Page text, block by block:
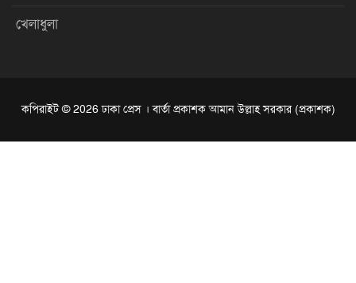
খেলাধুলা
কপিরাইট © 2026 ঢাকা প্রেস । বার্তা প্রকাশক আমান উল্লাহ সরকার (প্রকাশক)